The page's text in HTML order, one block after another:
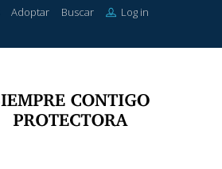
Adoptar Buscar Log in